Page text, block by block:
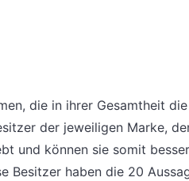
die in ihrer Gesamtheit
der jeweiligen Marke,
und können sie somit
Besitzer haben die 20